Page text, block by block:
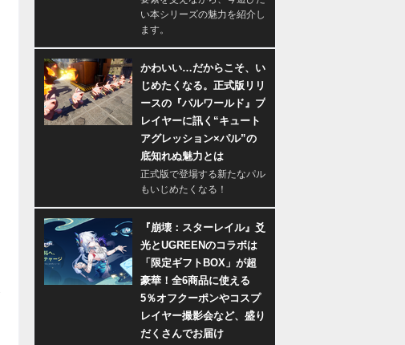
い本シリーズの魅力を紹介し
ます。
かわいい…だからこそ、い
じめたくなる。正式版リリ
ースの『パルワールド』プ
レイヤーに訊く“キュート
アグレッション×パル”の
底知れぬ魅力とは
正式版で登場する新たなパル
もいじめたくなる！
『崩壊：スターレイル』爻
光とUGREENのコラボは
「限定ギフトBOX」が超
豪華！全6商品に使える
5％オフクーポンやコスプ
レイヤー撮影会など、盛り
だくさんでお届け